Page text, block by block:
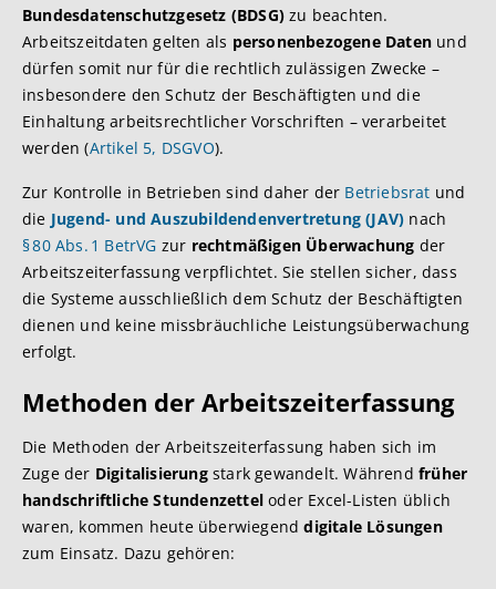
Bundesdatenschutzgesetz (BDSG) zu beachten.
Arbeitszeitdaten gelten als personenbezogene Daten und
dürfen somit nur für die rechtlich zulässigen Zwecke –
insbesondere den Schutz der Beschäftigten und die
Einhaltung arbeitsrechtlicher Vorschriften – verarbeitet
werden (Artikel 5, DSGVO).
Zur Kontrolle in Betrieben sind daher der Betriebsrat und
die Jugend- und Auszubildendenvertretung (JAV) nach
§ 80 Abs. 1 BetrVG zur rechtmäßigen Überwachung der
Arbeitszeiterfassung verpflichtet. Sie stellen sicher, dass
die Systeme ausschließlich dem Schutz der Beschäftigten
dienen und keine missbräuchliche Leistungsüberwachung
erfolgt.
Methoden der Arbeitszeiterfassung
Die Methoden der Arbeitszeiterfassung haben sich im
Zuge der Digitalisierungstark gewandelt. Währendfrüher
handschriftliche Stundenzettel oder Excel-Listen üblich
waren, kommen heute überwiegenddigitale Lösungen
zum Einsatz. Dazu gehören: